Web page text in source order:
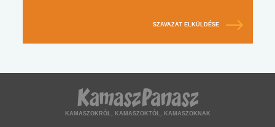
SZAVAZAT ELKÜLDÉSE
KAMASZOKRÓL, KAMASZOKTÓL, KAMASZOKNAK